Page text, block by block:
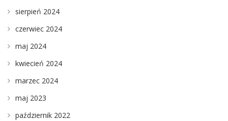
sierpień 2024
czerwiec 2024
maj 2024
kwiecień 2024
marzec 2024
maj 2023
październik 2022